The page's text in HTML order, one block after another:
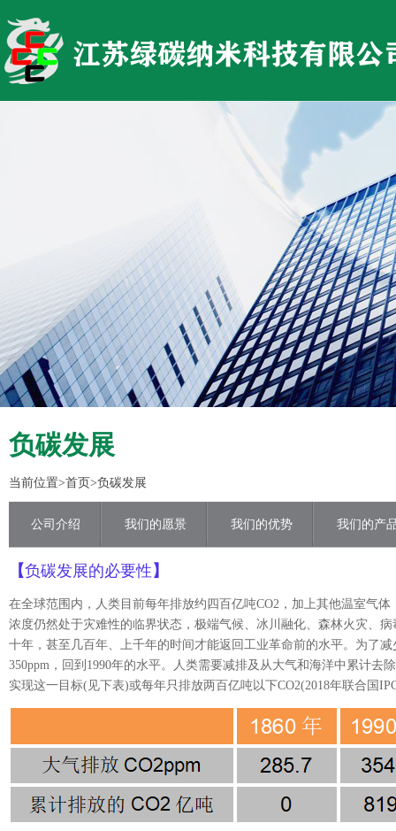
负碳发展
当前位置>首页>负碳发展
公司介绍 我们的愿景 我们的优势 我们的产
【负碳发展的必要性 】
在全球范围内，人类目前每年排放约四百亿吨CO2 ，加上其他温室气体
浓度仍然处于灾难性的临界状态，极端气候、冰川融化、森林火灾、
十年，甚至几百年、上千年的时间才能返回工业革命前的水平。为了
350ppm ，回到 1990年的水平。人类需要减排及从大气和海洋中累计去除
实现这一目标( 见下表)或每年只排放两百亿吨以下CO2(2018年联合国